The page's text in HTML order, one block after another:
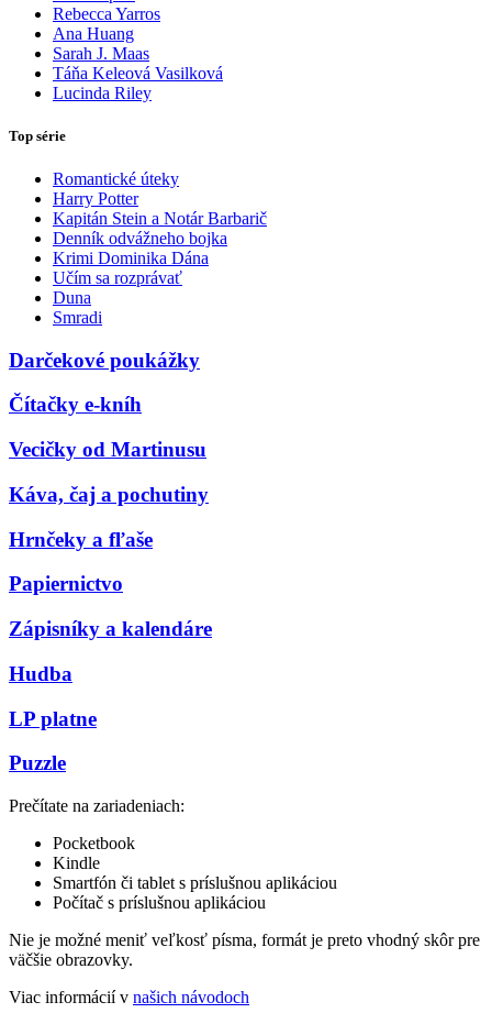
Rebecca Yarros
Ana Huang
Sarah J. Maas
Táňa Keleová Vasilková
Lucinda Riley
Top série
Romantické úteky
Harry Potter
Kapitán Stein a Notár Barbarič
Denník odvážneho bojka
Krimi Dominika Dána
Učím sa rozprávať
Duna
Smradi
Darčekové poukážky
Čítačky e-kníh
Vecičky od Martinusu
Káva, čaj a pochutiny
Hrnčeky a fľaše
Papiernictvo
Zápisníky a kalendáre
Hudba
LP platne
Puzzle
Prečítate na zariadeniach:
Pocketbook
Kindle
Smartfón či tablet s príslušnou aplikáciou
Počítač s príslušnou aplikáciou
Nie je možné meniť veľkosť písma, formát je preto vhodný skôr pre
väčšie obrazovky.
Viac informácií v našich návodoch